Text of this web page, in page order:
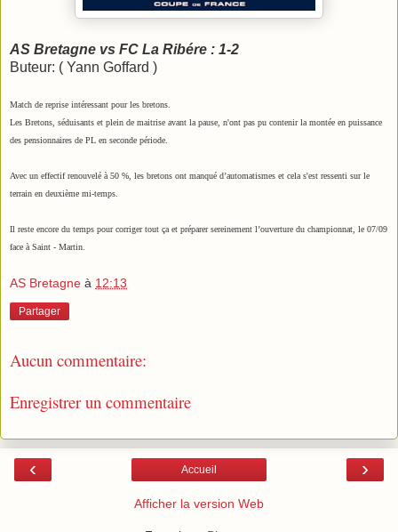
AS Bretagne vs FC La Ribére : 1-2
Buteur: ( Yann Goffard )
Match de reprise intéressant pour les bretons.
Les Bretons, séduisants et plein de maitrise avant la pause, n'ont pas pu contenir la montée en puissance
des pensionnaires de PL en seconde période.
Avec un effectif renouvelé à 50 %, les bretons ont manqué d’automatismes et cela s'est ressenti sur le
terrain en deuxième mi-temps.
Il reste encore du temps pour corriger tout ça et préparer sereinement l’ouverture du championnat, le 07/09
face à Saint - Martin.
AS Bretagne à 12:13
Partager
Aucun commentaire:
Enregistrer un commentaire
‹ ›
Accueil
Afficher la version Web